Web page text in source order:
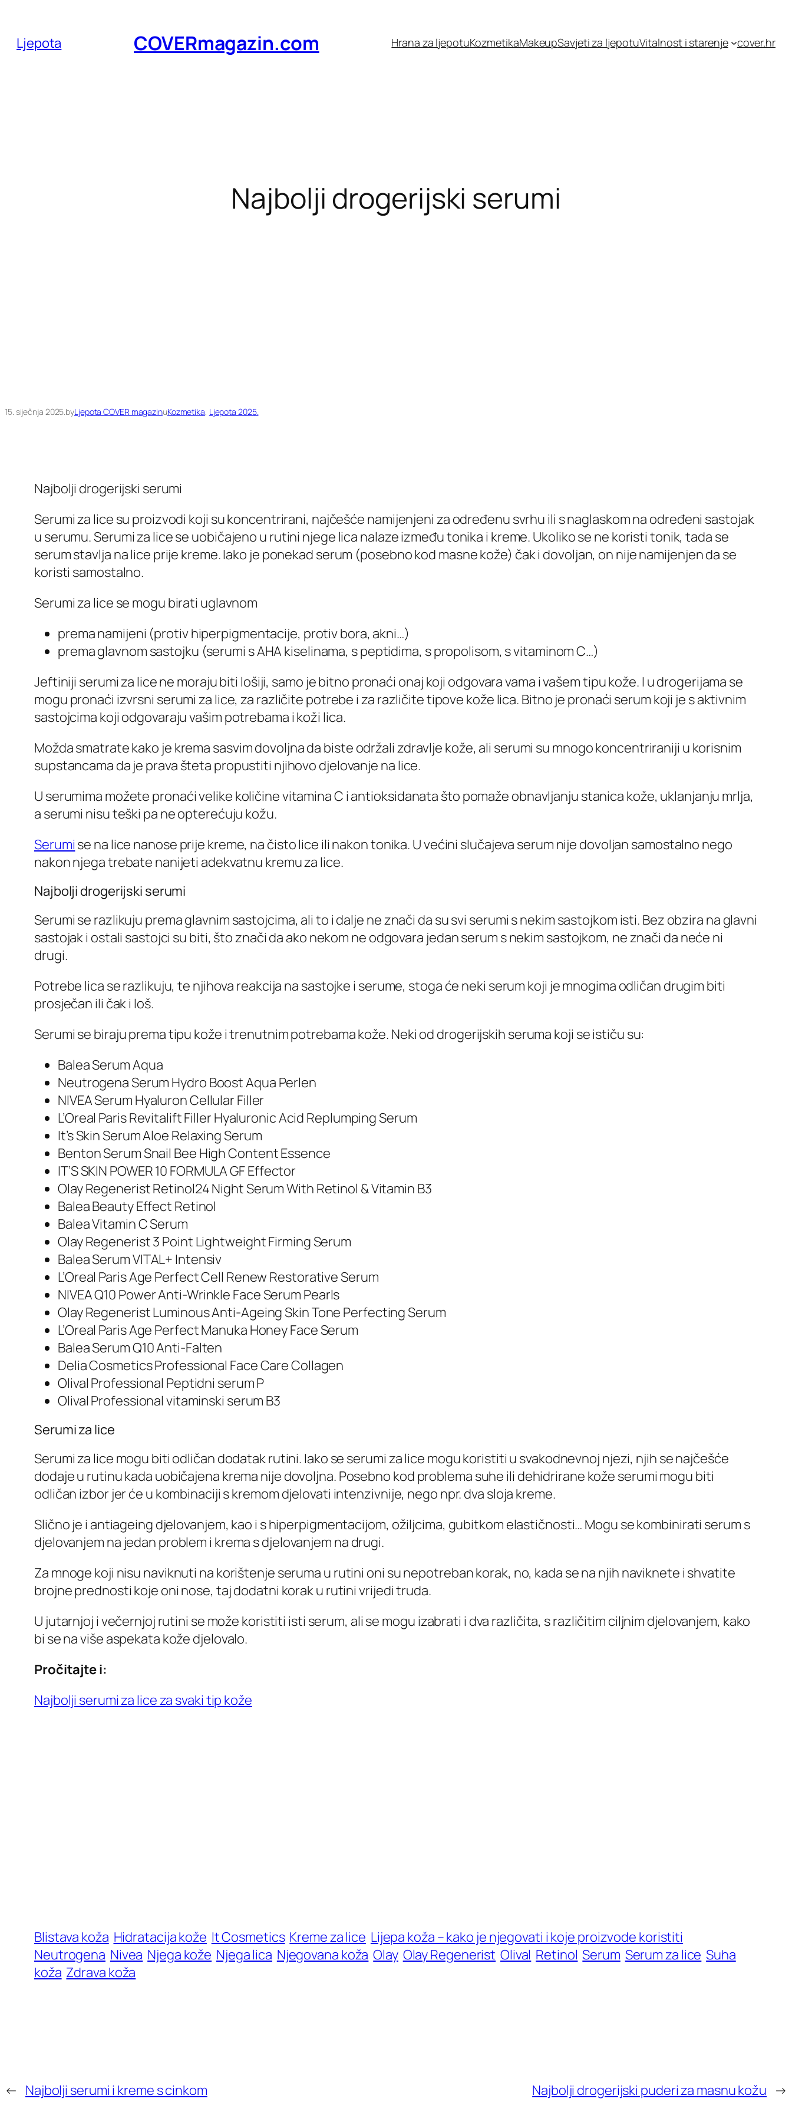
sadržaja
Ljepota COVERmagazin.com Hrana za ljepotuKozmetikaMakeupSavjeti za ljepotuVitalnost i starenje cover.hr
Najbolji drogerijski serumi
15. siječnja 2025.byLjepota COVER magazinuKozmetika, Ljepota 2025.
Najbolji drogerijski serumi
Serumi za lice su proizvodi koji su koncentrirani, najčešće namijenjeni za određenu svrhu ili s naglaskom na određeni sastojak
u serumu. Serumi za lice se uobičajeno u rutini njege lica nalaze između tonika i kreme. Ukoliko se ne koristi tonik, tada se
serum stavlja na lice prije kreme. Iako je ponekad serum (posebno kod masne kože) čak i dovoljan, on nije namijenjen da se
koristi samostalno.
Serumi za lice se mogu birati uglavnom
prema namijeni (protiv hiperpigmentacije, protiv bora, akni…)
prema glavnom sastojku (serumi s AHA kiselinama, s peptidima, s propolisom, s vitaminom C…)
Jeftiniji serumi za lice ne moraju biti lošiji, samo je bitno pronaći onaj koji odgovara vama i vašem tipu kože. I u drogerijama se
mogu pronaći izvrsni serumi za lice, za različite potrebe i za različite tipove kože lica. Bitno je pronaći serum koji je s aktivnim
sastojcima koji odgovaraju vašim potrebama i koži lica.
Možda smatrate kako je krema sasvim dovoljna da biste održali zdravlje kože, ali serumi su mnogo koncentriraniji u korisnim
supstancama da je prava šteta propustiti njihovo djelovanje na lice.
U serumima možete pronaći velike količine vitamina C i antioksidanata što pomaže obnavljanju stanica kože, uklanjanju mrlja,
a serumi nisu teški pa ne opterećuju kožu.
Serumi se na lice nanose prije kreme, na čisto lice ili nakon tonika. U većini slučajeva serum nije dovoljan samostalno nego
nakon njega trebate nanijeti adekvatnu kremu za lice.
Najbolji drogerijski serumi
Serumi se razlikuju prema glavnim sastojcima, ali to i dalje ne znači da su svi serumi s nekim sastojkom isti. Bez obzira na glavni
sastojak i ostali sastojci su biti, što znači da ako nekom ne odgovara jedan serum s nekim sastojkom, ne znači da neće ni
drugi.
Potrebe lica se razlikuju, te njihova reakcija na sastojke i serume, stoga će neki serum koji je mnogima odličan drugim biti
prosječan ili čak i loš.
Serumi se biraju prema tipu kože i trenutnim potrebama kože. Neki od drogerijskih seruma koji se ističu su:
Balea Serum Aqua
Neutrogena Serum Hydro Boost Aqua Perlen
NIVEA Serum Hyaluron Cellular Filler
L’Oreal Paris Revitalift Filler Hyaluronic Acid Replumping Serum
It’s Skin Serum Aloe Relaxing Serum
Benton Serum Snail Bee High Content Essence
IT’S SKIN POWER 10 FORMULA GF Effector
Olay Regenerist Retinol24 Night Serum With Retinol & Vitamin B3
Balea Beauty Effect Retinol
Balea Vitamin C Serum
Olay Regenerist 3 Point Lightweight Firming Serum
Balea Serum VITAL+ Intensiv
L’Oreal Paris Age Perfect Cell Renew Restorative Serum
NIVEA Q10 Power Anti-Wrinkle Face Serum Pearls
Olay Regenerist Luminous Anti-Ageing Skin Tone Perfecting Serum
L’Oreal Paris Age Perfect Manuka Honey Face Serum
Balea Serum Q10 Anti-Falten
Delia Cosmetics Professional Face Care Collagen
Olival Professional Peptidni serum P
Olival Professional vitaminski serum B3
Serumi za lice
Serumi za lice mogu biti odličan dodatak rutini. Iako se serumi za lice mogu koristiti u svakodnevnoj njezi, njih se najčešće
dodaje u rutinu kada uobičajena krema nije dovoljna. Posebno kod problema suhe ili dehidrirane kože serumi mogu biti
odličan izbor jer će u kombinaciji s kremom djelovati intenzivnije, nego npr. dva sloja kreme.
Slično je i antiageing djelovanjem, kao i s hiperpigmentacijom, ožiljcima, gubitkom elastičnosti… Mogu se kombinirati serum s
djelovanjem na jedan problem i krema s djelovanjem na drugi.
Za mnoge koji nisu naviknuti na korištenje seruma u rutini oni su nepotreban korak, no, kada se na njih naviknete i shvatite
brojne prednosti koje oni nose, taj dodatni korak u rutini vrijedi truda.
U jutarnjoj i večernjoj rutini se može koristiti isti serum, ali se mogu izabrati i dva različita, s različitim ciljnim djelovanjem, kako
bi se na više aspekata kože djelovalo.
Pročitajte i:
Najbolji serumi za lice za svaki tip kože
Blistava koža Hidratacija kože It Cosmetics Kreme za lice Lijepa koža – kako je njegovati i koje proizvode koristiti
Neutrogena Nivea Njega kože Njega lica Njegovana koža Olay Olay Regenerist Olival Retinol Serum Serum za lice Suha
koža Zdrava koža
← Najbolji serumi i kreme s cinkom Najbolji drogerijski puderi za masnu kožu →